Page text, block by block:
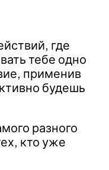
где
тебе одно
применив
будешь
разного
кто уже